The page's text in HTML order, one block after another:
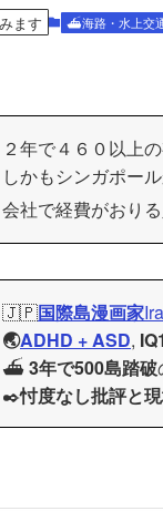
ます ⛴️海路・水上交
２年で４６０以上
しかもシンガポー
会社で経費がおりる
🇯🇵国際島漫画家Ira
🌏ADHD + ASD,
⛴️3年で500島踏破
✒️忖度なし批評と